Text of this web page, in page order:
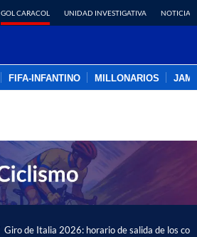
GOL CARACOL UNIDAD INVESTIGATIVA NOTICIAS
FIFA-INFANTINO MILLONARIOS
Giro de Italia 2026: horario de salida de los